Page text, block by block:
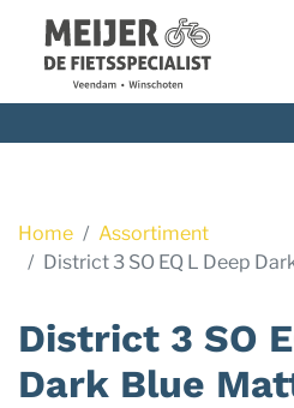
Navigatie
Home
Assortiment
District 3 SO EQ L Deep
District 3 SO
Dark Blue